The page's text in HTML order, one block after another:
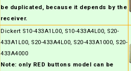
be duplicated, because it depends by the
receiver.
Dickert S10-433A1L00, S10-433A4L00, S20-
433A1L00, S20-433A4L00, S20-433A1000, S20-
433A4000
Note: only RED buttons model can be